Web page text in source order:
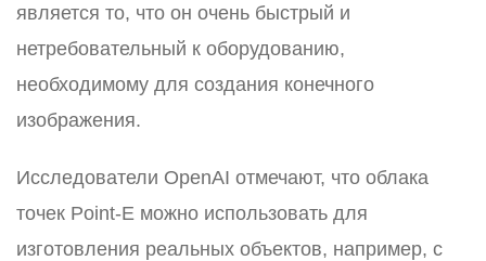
является то, что он очень быстрый и
нетребовательный к оборудованию,
необходимому для создания конечного
изображения.
Исследователи OpenAI отмечают, что облака
точек Point-E можно использовать для
изготовления реальных объектов, например, с